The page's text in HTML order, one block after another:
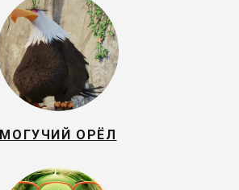
МОГУЧИЙ ОРЁЛ